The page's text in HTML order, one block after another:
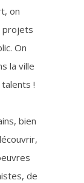
on
projets
On
la ville
!
bien
de